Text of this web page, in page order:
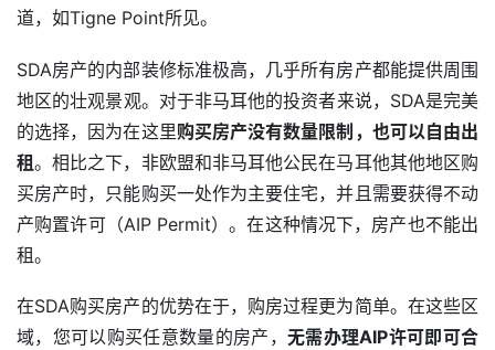
道，如Tigne Point所见。
SDA房产的内部装修标准极高，几乎所有房产都能提供周围
地区的壮观景观。对于非马耳他的投资者来说，SDA是完美
的选择，因为在这里购买房产没有数量限制，也可以自由出
租。相比之下，非欧盟和非马耳他公民在马耳他其他地区购
买房产时，只能购买一处作为主要住宅，并且需要获得不动
产购置许可（AIP Permit）。在这种情况下，房产也不能出
租。
在SDA购买房产的优势在于，购房过程更为简单。在这些区
域，您可以购买任意数量的房产， 无需办理AIP许可即可合